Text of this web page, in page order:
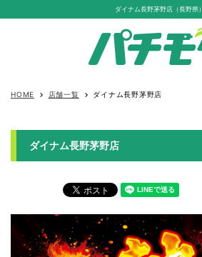
ダイナム長野茅野店（長野県）
HOME keyboard_arrow_right 店舗一覧 keyboard_arrow_right ダイナム長野茅野店
ダイナム長野茅野店